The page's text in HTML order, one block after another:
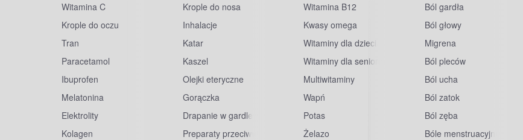
Witamina C
Krople do oczu
Tran
Paracetamol
Ibuprofen
Melatonina
Elektrolity
Kolagen
Krople do nosa
Inhalacje
Katar
Kaszel
Olejki eteryczne
Gorączka
Drapanie w gardle
Preparaty przeciwwirusowe
Witamina B12
Kwasy omega
Witaminy dla dzieci
Witaminy dla seniorów
Multiwitaminy
Wapń
Potas
Żelazo
Ból gardła
Ból głowy
Migrena
Ból pleców
Ból ucha
Ból zatok
Ból zęba
Bóle menstruacyjne